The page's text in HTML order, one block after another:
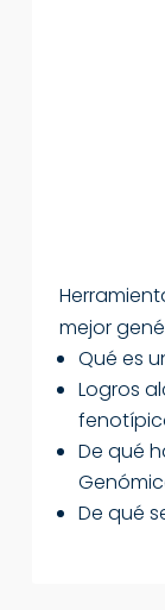
mejor
Qué es
Logros
De qué
De qué